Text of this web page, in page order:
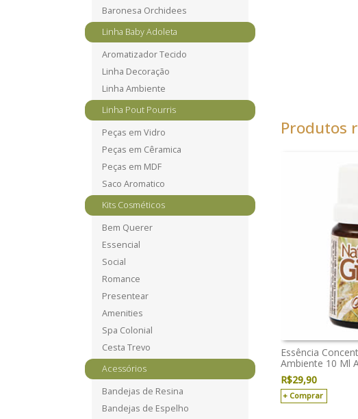
Produtos
Essência
Ambiente 10 Ml
R$29,90
Comprar
Baronesa Orchidees
Linha Baby Adoleta
Aromatizador Tecido
Linha Decoração
Linha Ambiente
Linha Pout Pourris
Peças em Vidro
Peças em Cêramica
Peças em MDF
Saco Aromatico
Kits Cosméticos
Bem Querer
Essencial
Social
Romance
Presentear
Amenities
Spa Colonial
Cesta Trevo
Acessórios
Bandejas de Resina
Bandejas de Espelho